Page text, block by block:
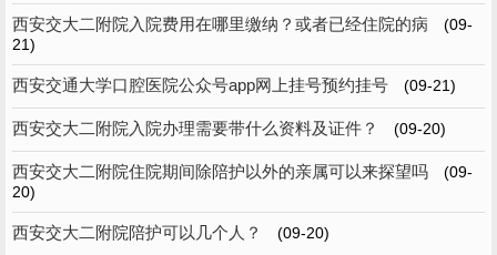
西安交大二附院入院费用在哪里缴纳？或者已经住院的病
(09-
21)
西安交通大学口腔医院公众号app网上挂号预约挂号 (09-21)
西安交大二附院入院办理需要带什么资料及证件？ (09-20)
西安交大二附院住院期间除陪护以外的亲属可以来探望吗
(09-
20)
西安交大二附院陪护可以几个人？ (09-20)